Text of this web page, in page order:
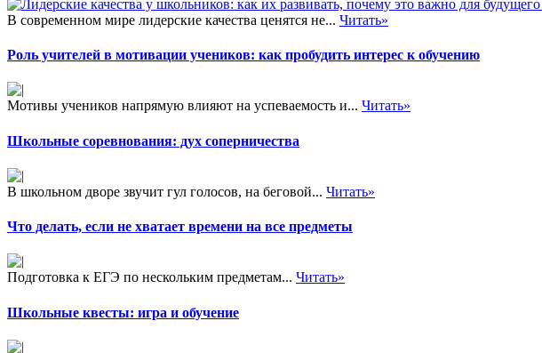
В современном мире лидерские качества ценятся не... Читать»
Роль учителей в мотивации учеников: как пробудить интерес к обучению
Мотивы учеников напрямую влияют на успеваемость и... Читать»
Школьные соревнования: дух соперничества
В школьном дворе звучит гул голосов, на беговой... Читать»
Что делать, если не хватает времени на все предметы
Подготовка к ЕГЭ по нескольким предметам... Читать»
Школьные квесты: игра и обучение